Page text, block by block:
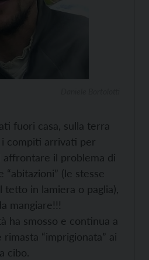
fuori casa, sulla terra
i compiti arrivati per
affrontare il problema di
(le stesse
in lamiera o paglia),
mangiare!!!
ha smosso e continua a
“imprigionata” ai
cibo.